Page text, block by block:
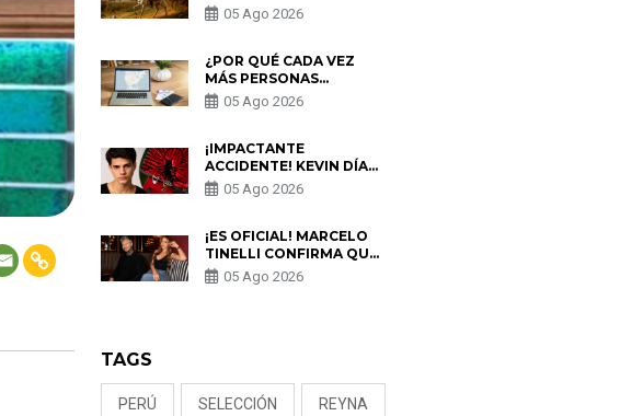
PERÚ? ESTA ES LA
HISTORIA
05 Ago 2026
¿POR QUÉ CADA VEZ
MÁS PERSONAS
UTILIZAN UNA VPN
PARA PROTEGER SU
05 Ago 2026
¡IMPACTANTE
ACCIDENTE! KEVIN DÍAZ
CAE DESDE OCHO
METROS EN “ESTO ES
PREOCUPACIÓN
05 Ago 2026
¡ES OFICIAL! MARCELO
TINELLI CONFIRMA QUE
REGRESÓ CON MILETT
FIGUEROA: “EL AMOR
05 Ago 2026
TAGS
PERÚ SELECCIÓN REYNA